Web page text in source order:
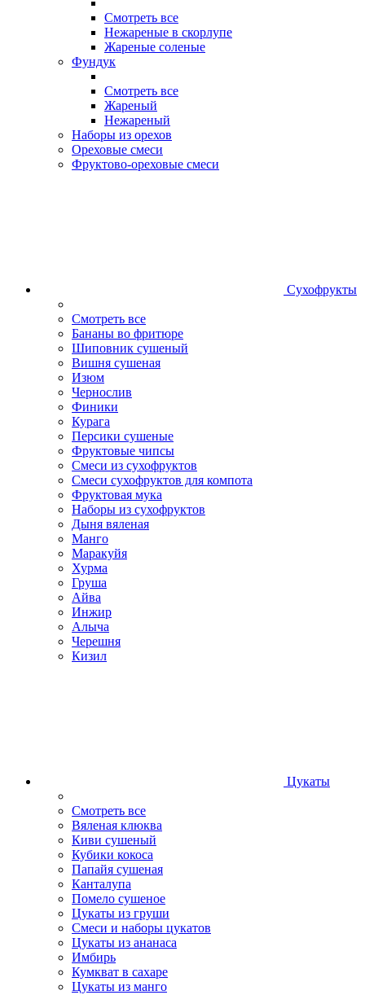
Смотреть все
Нежареные в скорлупе
Жареные соленые
Фундук
Смотреть все
Жареный
Нежареный
Наборы из орехов
Ореховые смеси
Фруктово-ореховые смеси
Сухофрукты
Смотреть все
Бананы во фритюре
Шиповник сушеный
Вишня сушеная
Изюм
Чернослив
Финики
Курага
Персики сушеные
Фруктовые чипсы
Смеси из сухофруктов
Смеси сухофруктов для компота
Фруктовая мука
Наборы из сухофруктов
Дыня вяленая
Манго
Маракуйя
Хурма
Груша
Айва
Инжир
Алыча
Черешня
Кизил
Цукаты
Смотреть все
Вяленая клюква
Киви сушеный
Кубики кокоса
Папайя сушеная
Канталупа
Помело сушеное
Цукаты из груши
Смеси и наборы цукатов
Цукаты из ананаса
Имбирь
Кумкват в сахаре
Цукаты из манго